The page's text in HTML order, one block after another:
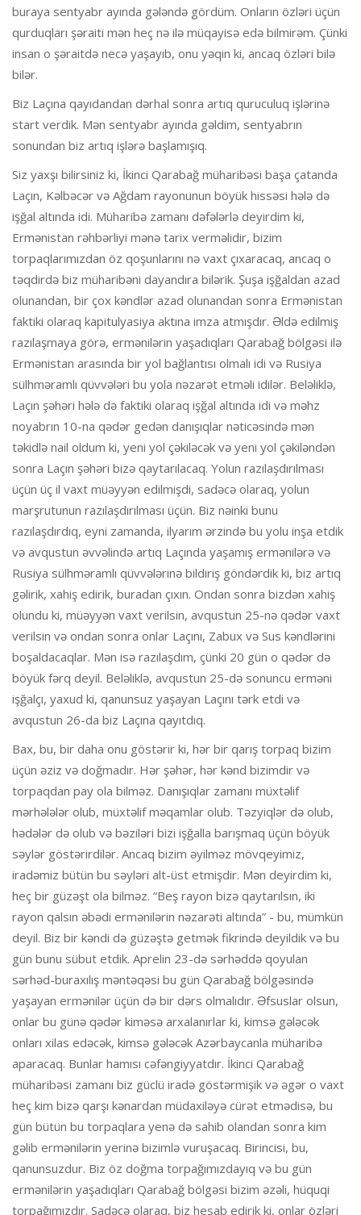
buraya sentyabr ayında gələndə gördüm. Onların özləri üçün
qurduqları şəraiti mən heç nə ilə müqayisə edə bilmirəm. Çünki
insan o şəraitdə necə yaşayıb, onu yəqin ki, ancaq özləri bilə
bilər.
Biz Laçına qayıdandan dərhal sonra artıq quruculuq işlərinə
start verdik. Mən sentyabr ayında gəldim, sentyabrın
sonundan biz artıq işlərə başlamışıq.
Siz yaxşı bilirsiniz ki, İkinci Qarabağ müharibəsi başa çatanda
Laçın, Kəlbəcər və Ağdam rayonunun böyük hissəsi hələ də
işğal altında idi. Müharibə zamanı dəfələrlə deyirdim ki,
Ermənistan rəhbərliyi mənə tarix verməlidir, bizim
torpaqlarımızdan öz qoşunlarını nə vaxt çıxaracaq, ancaq o
təqdirdə biz müharibəni dayandıra bilərik. Şuşa işğaldan azad
olunandan, bir çox kəndlər azad olunandan sonra Ermənistan
faktiki olaraq kapitulyasiya aktına imza atmışdır. Əldə edilmiş
razılaşmaya görə, ermənilərin yaşadıqları Qarabağ bölgəsi ilə
Ermənistan arasında bir yol bağlantısı olmalı idi və Rusiya
sülhməramlı qüvvələri bu yola nəzarət etməli idilər. Beləliklə,
Laçın şəhəri hələ də faktiki olaraq işğal altında idi və məhz
noyabrın 10-na qədər gedən danışıqlar nəticəsində mən
təkidlə nail oldum ki, yeni yol çəkiləcək və yeni yol çəkiləndən
sonra Laçın şəhəri bizə qaytarılacaq. Yolun razılaşdırılması
üçün üç il vaxt müəyyən edilmişdi, sadəcə olaraq, yolun
marşrutunun razılaşdırılması üçün. Biz nəinki bunu
razılaşdırdıq, eyni zamanda, ilyarım ərzində bu yolu inşa etdik
və avqustun əvvəlində artıq Laçında yaşamış ermənilərə və
Rusiya sülhməramlı qüvvələrinə bildiriş göndərdik ki, biz artıq
gəlirik, xahiş edirik, buradan çıxın. Ondan sonra bizdən xahiş
olundu ki, müəyyən vaxt verilsin, avqustun 25-nə qədər vaxt
verilsin və ondan sonra onlar Laçını, Zabux və Sus kəndlərini
boşaldacaqlar. Mən isə razılaşdım, çünki 20 gün o qədər də
böyük fərq deyil. Beləliklə, avqustun 25-də sonuncu erməni
işğalçı, yaxud ki, qanunsuz yaşayan Laçını tərk etdi və
avqustun 26-da biz Laçına qayıtdıq.
Bax, bu, bir daha onu göstərir ki, hər bir qarış torpaq bizim
üçün əziz və doğmadır. Hər şəhər, hər kənd bizimdir və
torpaqdan pay ola bilməz. Danışıqlar zamanı müxtəlif
mərhələlər olub, müxtəlif məqamlar olub. Təzyiqlər də olub,
hədələr də olub və bəziləri bizi işğalla barışmaq üçün böyük
səylər göstərirdilər. Ancaq bizim əyilməz mövqeyimiz,
iradəmiz bütün bu səyləri alt-üst etmişdir. Mən deyirdim ki,
heç bir güzəşt ola bilməz. “Beş rayon bizə qaytarılsın, iki
rayon qalsın əbədi ermənilərin nəzarəti altında” - bu, mümkün
deyil. Biz bir kəndi də güzəştə getmək fikrində deyildik və bu
gün bunu sübut etdik. Aprelin 23-də sərhəddə qoyulan
sərhəd-buraxılış məntəqəsi bu gün Qarabağ bölgəsində
yaşayan ermənilər üçün də bir dərs olmalıdır. Əfsuslar olsun,
onlar bu günə qədər kiməsə arxalanırlar ki, kimsə gələcək
onları xilas edəcək, kimsə gələcək Azərbaycanla müharibə
aparacaq. Bunlar hamısı cəfəngiyyatdır. İkinci Qarabağ
müharibəsi zamanı biz güclü iradə göstərmişik və əgər o vaxt
heç kim bizə qarşı kənardan müdaxiləyə cürət etmədisə, bu
gün bütün bu torpaqlara yenə də sahib olandan sonra kim
gəlib ermənilərin yerinə bizimlə vuruşacaq. Birincisi, bu,
qanunsuzdur. Biz öz doğma torpağımızdayıq və bu gün
ermənilərin yaşadıqları Qarabağ bölgəsi bizim əzəli, hüquqi
torpağımızdır. Sadəcə olaraq, biz hesab edirik ki, onlar özləri